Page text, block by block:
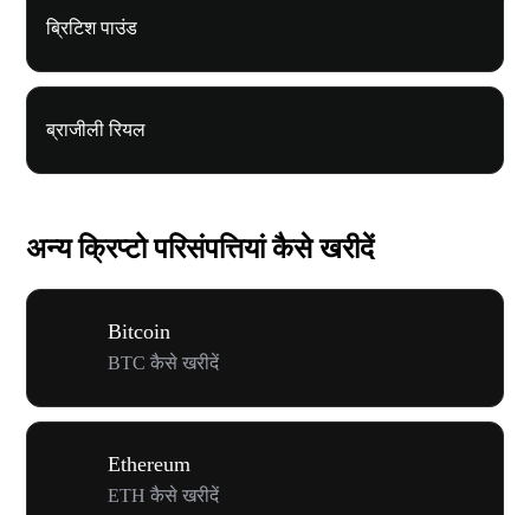
ब्रिटिश पाउंड
ब्राजीली रियल
अन्य क्रिप्टो परिसंपत्तियां कैसे खरीदें
Bitcoin
BTC कैसे खरीदें
Ethereum
ETH कैसे खरीदें